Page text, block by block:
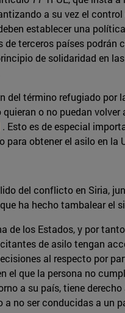
a su vez el
establecer una
terceros países podrán
de solidaridad en
del término refugiado por
o no puedan
. Esto es de especial
obtener el asilo en la
del conflicto en Siria,
ha hecho tambalear el
los Estados, y por
de asilo tengan
al respecto por
el que la persona no
a su país, tiene
no ser conducidas a un